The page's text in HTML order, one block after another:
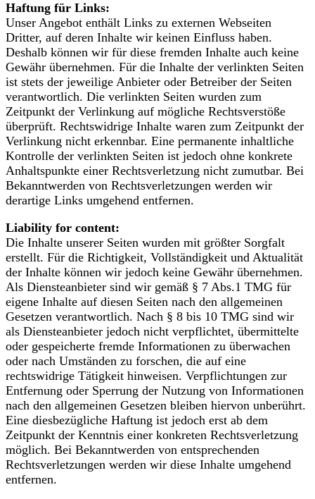
Haftung für Links:
Unser Angebot enthält Links zu externen Webseiten
Dritter, auf deren Inhalte wir keinen Einfluss haben.
Deshalb können wir für diese fremden Inhalte auch keine
Gewähr übernehmen. Für die Inhalte der verlinkten Seiten
ist stets der jeweilige Anbieter oder Betreiber der Seiten
verantwortlich. Die verlinkten Seiten wurden zum
Zeitpunkt der Verlinkung auf mögliche Rechtsverstöße
überprüft. Rechtswidrige Inhalte waren zum Zeitpunkt der
Verlinkung nicht erkennbar. Eine permanente inhaltliche
Kontrolle der verlinkten Seiten ist jedoch ohne konkrete
Anhaltspunkte einer Rechtsverletzung nicht zumutbar. Bei
Bekanntwerden von Rechtsverletzungen werden wir
derartige Links umgehend entfernen.
Liability for content:
Die Inhalte unserer Seiten wurden mit größter Sorgfalt
erstellt. Für die Richtigkeit, Vollständigkeit und Aktualität
der Inhalte können wir jedoch keine Gewähr übernehmen.
Als Diensteanbieter sind wir gemäß § 7 Abs.1 TMG für
eigene Inhalte auf diesen Seiten nach den allgemeinen
Gesetzen verantwortlich. Nach § 8 bis 10 TMG sind wir
als Diensteanbieter jedoch nicht verpflichtet, übermittelte
oder gespeicherte fremde Informationen zu überwachen
oder nach Umständen zu forschen, die auf eine
rechtswidrige Tätigkeit hinweisen. Verpflichtungen zur
Entfernung oder Sperrung der Nutzung von Informationen
nach den allgemeinen Gesetzen bleiben hiervon unberührt.
Eine diesbezügliche Haftung ist jedoch erst ab dem
Zeitpunkt der Kenntnis einer konkreten Rechtsverletzung
möglich. Bei Bekanntwerden von entsprechenden
Rechtsverletzungen werden wir diese Inhalte umgehend
entfernen.